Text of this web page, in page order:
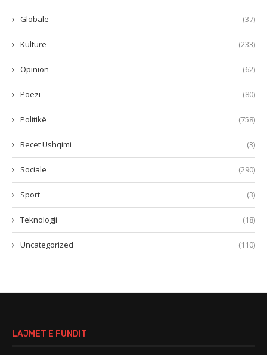
Globale (37)
Kulturë (233)
Opinion (62)
Poezi (80)
Politikë (758)
Recet Ushqimi (3)
Sociale (290)
Sport (3)
Teknologji (18)
Uncategorized (110)
LAJMET E FUNDIT